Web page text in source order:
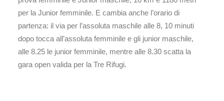
per la Junior femminile. E cambia anche l’orario di
partenza: il via per l’assoluta maschile alle 8, 10 minuti
dopo tocca all’assoluta femminile e gli junior maschile,
alle 8.25 le junior femminile, mentre alle 8.30 scatta la
gara open valida per la Tre Rifugi.